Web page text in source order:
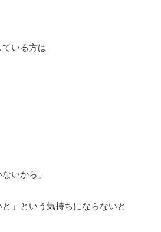
いる方は
いから」
」という気持ちにならないと